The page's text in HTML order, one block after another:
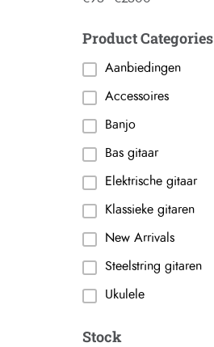
Product Categories
Aanbiedingen
Accessoires
Banjo
Bas gitaar
Elektrische gitaar
Klassieke gitaren
New Arrivals
Steelstring gitaren
Ukulele
Stock